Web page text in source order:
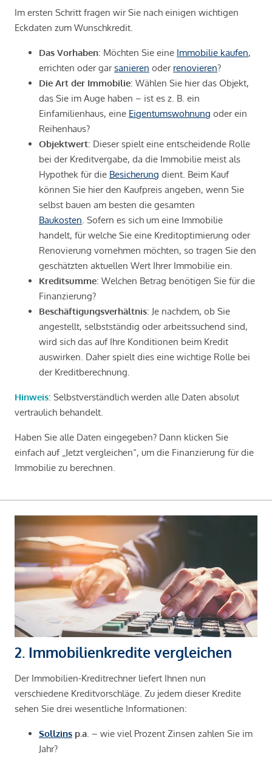
Im ersten Schritt fragen wir Sie nach einigen wichtigen
Eckdaten zum Wunschkredit.
Das Vorhaben: Möchten Sie eine Immobilie kaufen,
errichten oder garsanieren oder renovieren?
Die Art der Immobilie: Wählen Sie hier das Objekt,
das Sie im Auge haben – ist es z. B. ein
Einfamilienhaus, eine Eigentumswohnung oder ein
Reihenhaus?
Objektwert: Dieser spielt eine entscheidende Rolle
bei der Kreditvergabe, da die Immobilie meist als
Hypothek für die Besicherung dient. Beim Kauf
können Sie hier den Kaufpreis angeben, wenn Sie
selbst bauen am besten die gesamten
Baukosten . Sofern es sich um eine Immobilie
handelt, für welche Sie eine Kreditoptimierung oder
Renovierung vornehmen möchten, so tragen Sie den
geschätzten aktuellen Wert Ihrer Immobilie ein.
Kreditsumme: Welchen Betrag benötigen Sie für die
Finanzierung?
Beschäftigungsverhältnis: Je nachdem, ob Sie
angestellt, selbstständig oder arbeitssuchend sind,
wird sich das auf Ihre Konditionen beim Kredit
auswirken. Daher spielt dies eine wichtige Rolle bei
der Kreditberechnung.
Hinweis: Selbstverständlich werden alle Daten absolut
vertraulich behandelt.
Haben Sie alle Daten eingegeben? Dann klicken Sie
einfach auf „Jetzt vergleichen“, um die Finanzierung für die
Immobilie zu berechnen.
2. Immobilienkredite vergleichen
Der Immobilien-Kreditrechner liefert Ihnen nun
verschiedene Kreditvorschläge. Zu jedem dieser Kredite
sehen Sie drei wesentliche Informationen:
Sollzins p.a . – wie viel Prozent Zinsen zahlen Sie im
Jahr?